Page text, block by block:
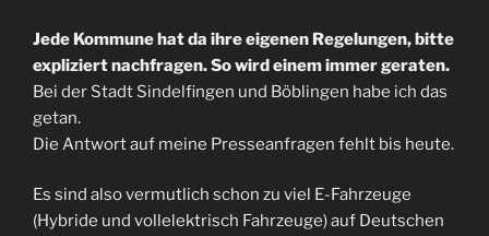
Jede Kommune hat da ihre eigenen Regelungen, bitte
expliziert nachfragen. So wird einem immer geraten.
Bei der Stadt Sindelfingen und Böblingen habe ich das
getan.
Die Antwort auf meine Presseanfragen fehlt bis heute.
Es sind also vermutlich schon zu viel E-Fahrzeuge
(Hybride und vollelektrisch Fahrzeuge) auf Deutschen